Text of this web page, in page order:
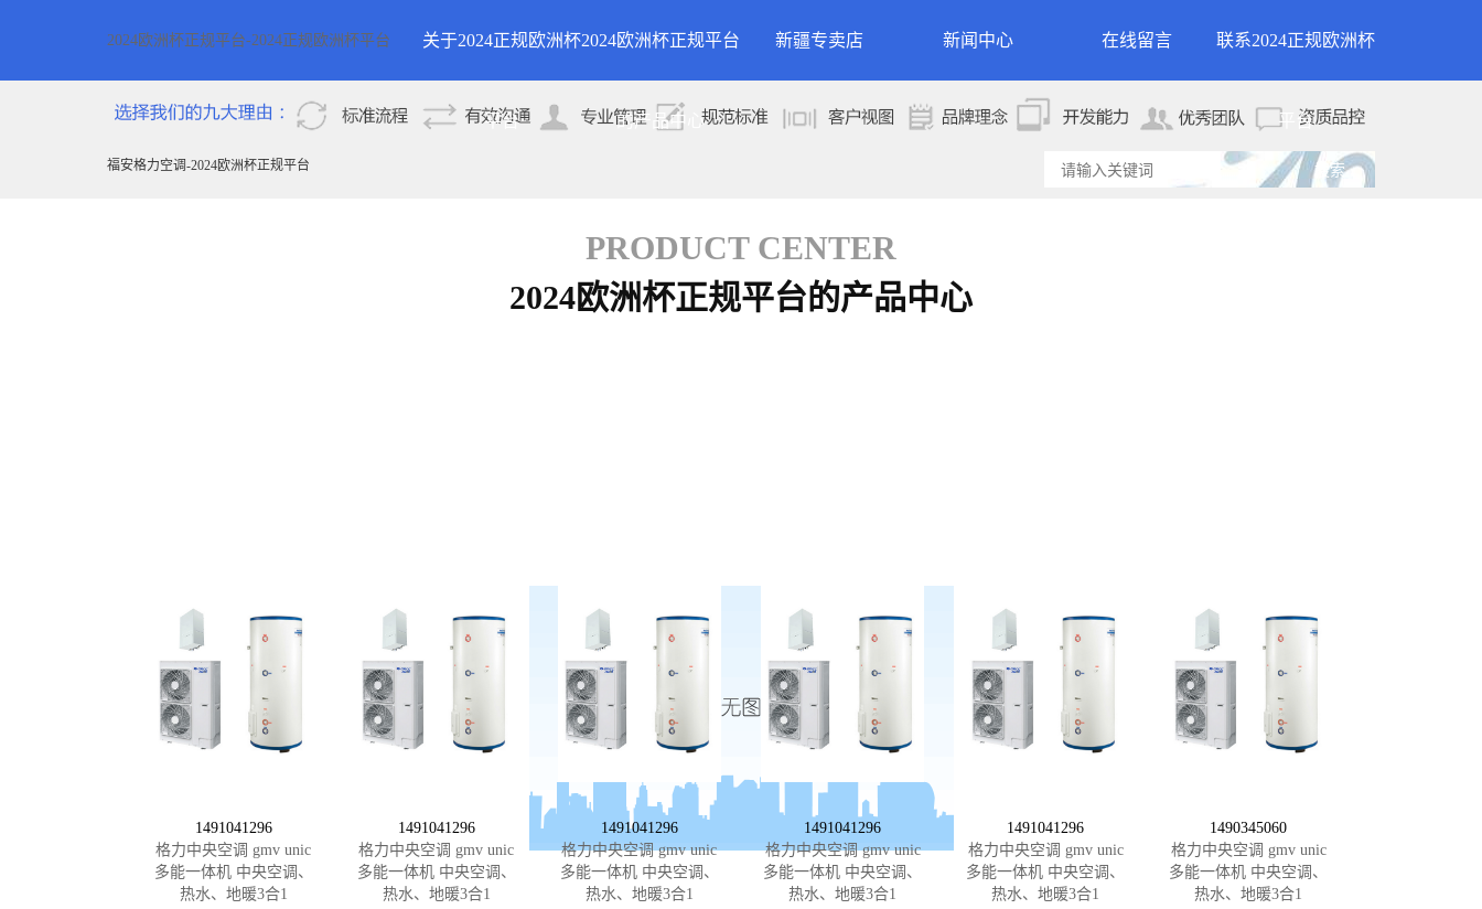
2024欧洲杯正规平台-2024正规欧洲杯平台 关于2024正规欧洲杯
平台
2024欧洲杯正规平台的
2024欧洲杯正规平台
的产品中心
新疆专卖店 新闻中心 在线留言 联系2024正规欧洲杯
平台
福安格力空调-2024欧洲杯正规平台
PRODUCT CENTER
2024欧洲杯正规平台的产品中心
1491041296
格力中央空调 gmv unic
多能一体机 中央空调、
热水、地暖3合1
1491041296
格力中央空调 gmv unic
多能一体机 中央空调、
热水、地暖3合1
1491041296
格力中央空调 gmv unic
多能一体机 中央空调、
热水、地暖3合1
1491041296
格力中央空调 gmv unic
多能一体机 中央空调、
热水、地暖3合1
1491041296
格力中央空调 gmv unic
多能一体机 中央空调、
热水、地暖3合1
1490345060
格力中央空调 gmv unic
多能一体机 中央空调、
热水、地暖3合1